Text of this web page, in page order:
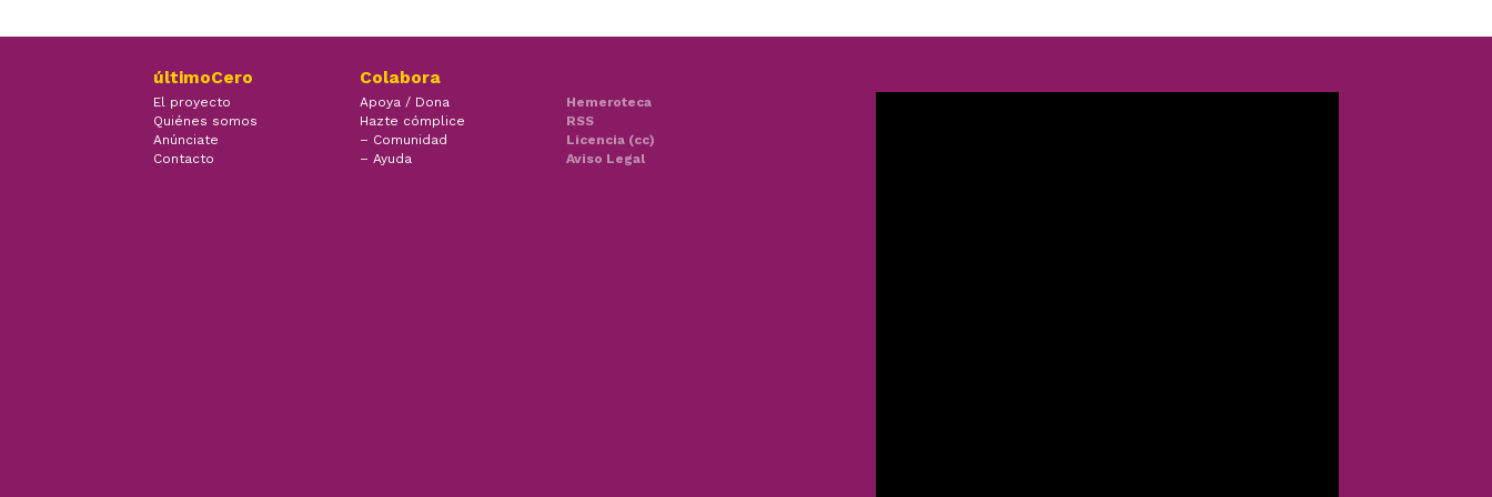
últimoCero
El proyecto
Quiénes somos
Anúnciate
Contacto
Colabora
Apoya / Dona
Hazte cómplice
– Comunidad
– Ayuda
Hemeroteca
RSS
Licencia (cc)
Aviso Legal